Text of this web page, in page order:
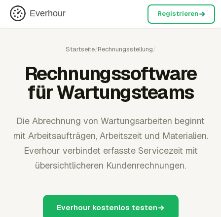
Everhour Registrieren
Startseite/Rechnungsstellung/
Rechnungssoftware
für Wartungsteams
Die Abrechnung von Wartungsarbeiten beginnt
mit Arbeitsaufträgen, Arbeitszeit und Materialien.
Everhour verbindet erfasste Servicezeit mit
übersichtlicheren Kundenrechnungen.
Everhour kostenlos testen